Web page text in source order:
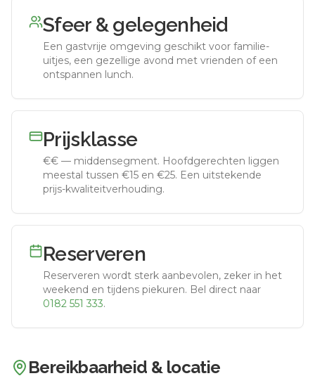
Sfeer & gelegenheid
Een gastvrije omgeving geschikt voor familie-
uitjes, een gezellige avond met vrienden of een
ontspannen lunch.
Prijsklasse
€€ — middensegment. Hoofdgerechten liggen
meestal tussen €15 en €25. Een uitstekende
prijs-kwaliteitverhouding.
Reserveren
Reserveren wordt sterk aanbevolen, zeker in het
weekend en tijdens piekuren. Bel direct naar
0182 551 333.
Bereikbaarheid & locatie